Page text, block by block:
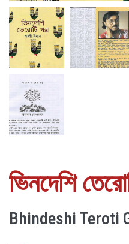
ভিনদেশি
Bhindeshi Teroti